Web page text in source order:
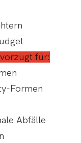
für:
Formen
Abfälle